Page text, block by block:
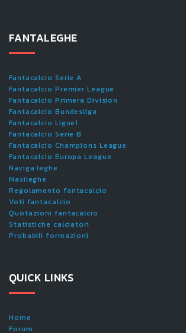
FANTALEGHE
Fantacalcio Serie A
Fantacalcio Premier League
Fantacalcio Primera Division
Fantacalcio Bundesliga
Fantacalcio Ligue1
Fantacalcio Serie B
Fantacalcio Champions League
Fantacalcio Europa League
Naviga leghe
Maxileghe
Regolamento fantacalcio
Voti fantacalcio
Quotazioni fantacalcio
Statistiche calciatori
Probabili formazioni
QUICK LINKS
Home
Forum